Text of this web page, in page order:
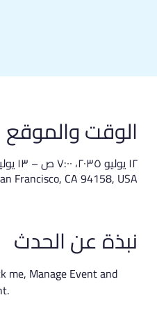
الوقت والموقع
١٢ يوليو ٢٠٣٥، ٧:٠٠ ص – ١٣ يوليو ٢٠٣٥، ٨:٠٠ م
Francisco, CA 94158, USA
نبذة عن الحدث
me, Manage Event and